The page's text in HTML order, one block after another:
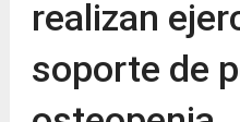
realizan
soporte de